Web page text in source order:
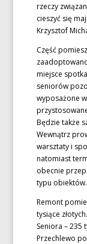
rzeczy
cieszyć się
Krzysztof
Część
miejsce
seniorów
wyposażone
Będzie także
Wewnątrz
warsztaty i
natomiast
obecnie
typu obiektów.
Remont
tysiące
Seniora – 235
Przechlewo